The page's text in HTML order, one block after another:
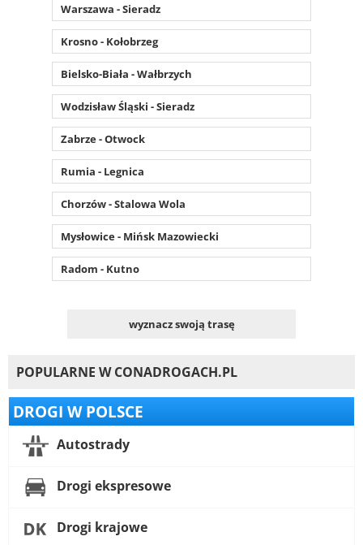
Warszawa - Sieradz
Krosno - Kołobrzeg
Bielsko-Biała - Wałbrzych
Wodzisław Śląski - Sieradz
Zabrze - Otwock
Rumia - Legnica
Chorzów - Stalowa Wola
Mysłowice - Mińsk Mazowiecki
Radom - Kutno
wyznacz swoją trasę
POPULARNE W CONADROGACH.PL
DROGI W POLSCE
Autostrady
Drogi ekspresowe
Drogi krajowe